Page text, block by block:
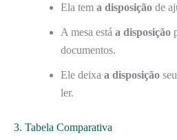
Ela tem a disposição de
A mesa está a disposição
documentos.
Ele deixa a disposição
ler.
3. Tabela Comparativa